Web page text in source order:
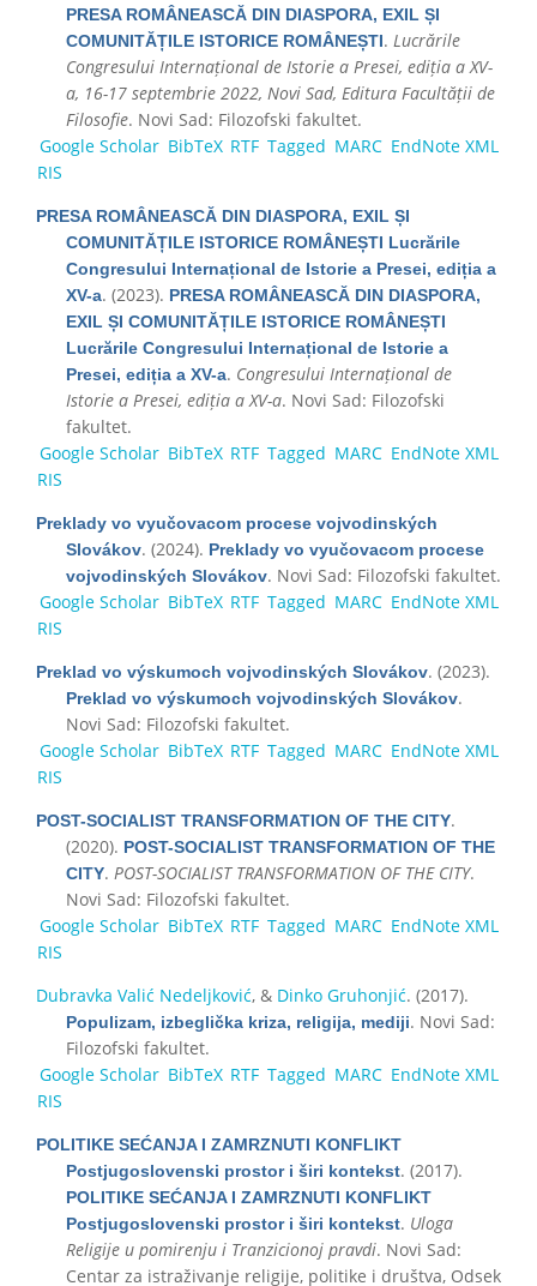
PRESA ROMÂNEASCĂ DIN DIASPORA, EXIL ȘI
COMUNITĂȚILE ISTORICE ROMÂNEȘTI. Lucrările
Congresului Internațional de Istorie a Presei, ediția a XV-
a, 16-17 septembrie 2022, Novi Sad, Editura Facultății de
Filosofie. Novi Sad: Filozofski fakultet.
Google Scholar BibTeX RTF Tagged MARC EndNote XML
RIS
PRESA ROMÂNEASCĂ DIN DIASPORA, EXIL ȘI
COMUNITĂȚILE ISTORICE ROMÂNEȘTI Lucrările
Congresului Internațional de Istorie a Presei, ediția a
XV-a. (2023). PRESA ROMÂNEASCĂ DIN DIASPORA,
EXIL ȘI COMUNITĂȚILE ISTORICE ROMÂNEȘTI
Lucrările Congresului Internațional de Istorie a
Presei, ediția a XV-a. Congresului Internațional de
Istorie a Presei, ediția a XV-a. Novi Sad: Filozofski
fakultet.
Google Scholar BibTeX RTF Tagged MARC EndNote XML
RIS
Preklady vo vyučovacom procese vojvodinských
Slovákov. (2024). Preklady vo vyučovacom procese
vojvodinských Slovákov. Novi Sad: Filozofski fakultet.
Google Scholar BibTeX RTF Tagged MARC EndNote XML
RIS
Preklad vo výskumoch vojvodinských Slovákov. (2023).
Preklad vo výskumoch vojvodinských Slovákov.
Novi Sad: Filozofski fakultet.
Google Scholar BibTeX RTF Tagged MARC EndNote XML
RIS
POST-SOCIALIST TRANSFORMATION OF THE CITY.
(2020). POST-SOCIALIST TRANSFORMATION OF THE
CITY. POST-SOCIALIST TRANSFORMATION OF THE CITY.
Novi Sad: Filozofski fakultet.
Google Scholar BibTeX RTF Tagged MARC EndNote XML
RIS
Dubravka Valić Nedeljković, & Dinko Gruhonjić. (2017).
Populizam, izbeglička kriza, religija, mediji. Novi Sad:
Filozofski fakultet.
Google Scholar BibTeX RTF Tagged MARC EndNote XML
RIS
POLITIKE SEĆANJA I ZAMRZNUTI KONFLIKT
Postjugoslovenski prostor i širi kontekst. (2017).
POLITIKE SEĆANJA I ZAMRZNUTI KONFLIKT
Postjugoslovenski prostor i širi kontekst. Uloga
Religije u pomirenju i Tranzicionoj pravdi. Novi Sad:
Centar za istraživanje religije, politike i društva, Odsek